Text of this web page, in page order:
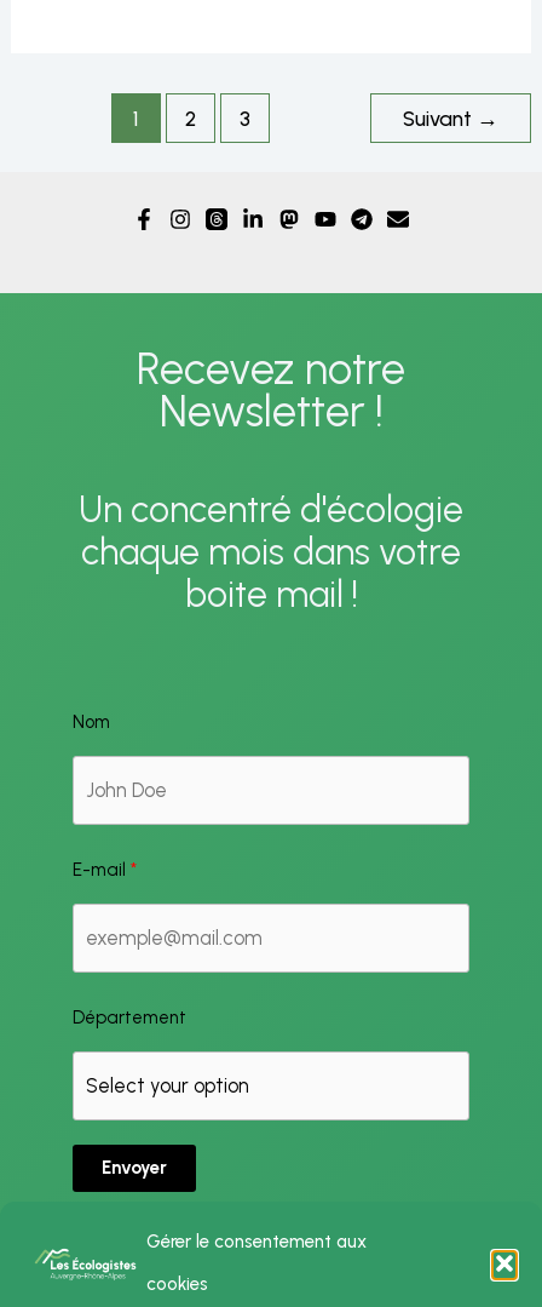
Gérer le consentement aux
cookies
1 2 3 Suivant →
Recevez notre
Newsletter !
Un concentré d'écologie
chaque mois dans votre
boite mail !
Nom
E-mail
Département
Envoyer